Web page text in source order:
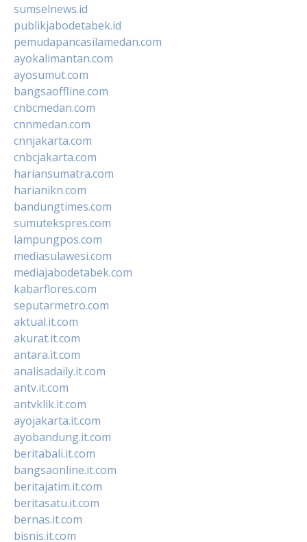
sumselnews.id
publikjabodetabek.id
pemudapancasilamedan.com
ayokalimantan.com
ayosumut.com
bangsaoffline.com
cnbcmedan.com
cnnmedan.com
cnnjakarta.com
cnbcjakarta.com
hariansumatra.com
harianikn.com
bandungtimes.com
sumutekspres.com
lampungpos.com
mediasulawesi.com
mediajabodetabek.com
kabarflores.com
seputarmetro.com
aktual.it.com
akurat.it.com
antara.it.com
analisadaily.it.com
antv.it.com
antvklik.it.com
ayojakarta.it.com
ayobandung.it.com
beritabali.it.com
bangsaonline.it.com
beritajatim.it.com
beritasatu.it.com
bernas.it.com
bisnis.it.com